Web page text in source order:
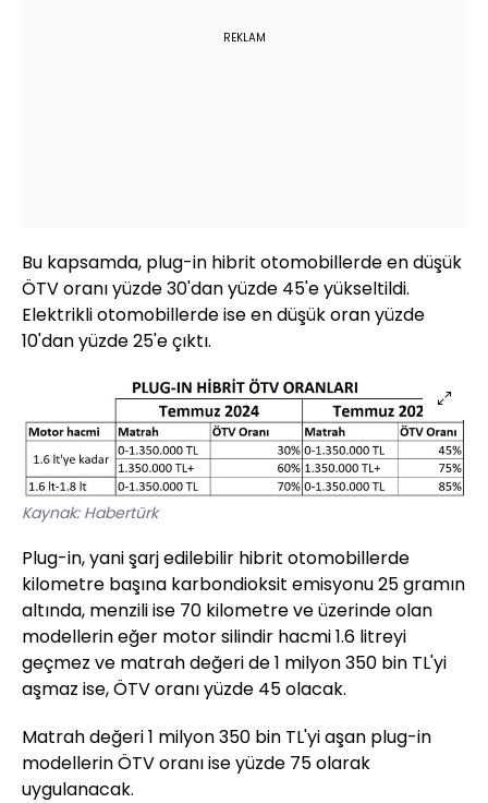
REKLAM
Bu kapsamda, plug-in hibrit otomobillerde en düşük
ÖTV oranı yüzde 30'dan yüzde 45'e yükseltildi.
Elektrikli otomobillerde ise en düşük oran yüzde
10'dan yüzde 25'e çıktı.
Kaynak: Habertürk
Plug-in, yani şarj edilebilir hibrit otomobillerde
kilometre başına karbondioksit emisyonu 25 gramın
altında, menzili ise 70 kilometre ve üzerinde olan
modellerin eğer motor silindir hacmi 1.6 litreyi
geçmez ve matrah değeri de 1 milyon 350 bin TL'yi
aşmaz ise, ÖTV oranı yüzde 45 olacak.
Matrah değeri 1 milyon 350 bin TL'yi aşan plug-in
modellerin ÖTV oranı ise yüzde 75 olarak
uygulanacak.